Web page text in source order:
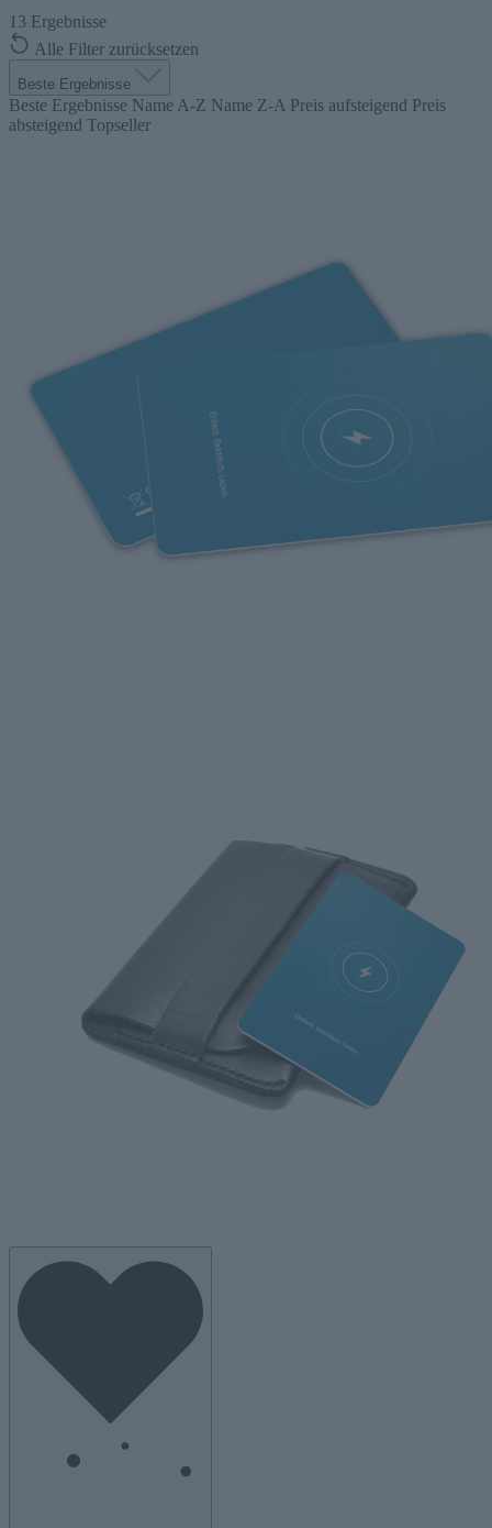
13 Ergebnisse
Alle Filter zurücksetzen
Beste Ergebnisse
Beste Ergebnisse Name A-Z Name Z-A Preis aufsteigend Preis
absteigend Topseller